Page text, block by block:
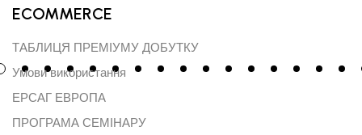
ECOMMERCE
ТАБЛИЦЯ ПРЕМІУМУ ДОБУТКУ
Умови використання
ЕРСАГ ЕВРОПА
ПРОГРАМА СЕМІНАРУ